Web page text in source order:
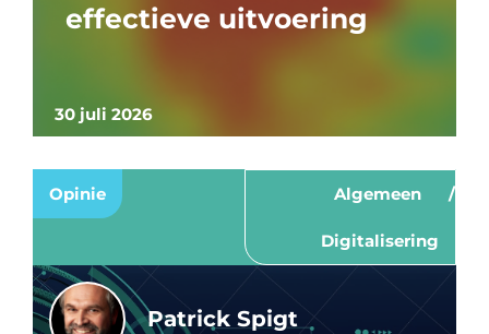
30 juli 2026
effectieve uitvoering
Opinie Algemeen
Digitalisering
Patrick Spigt